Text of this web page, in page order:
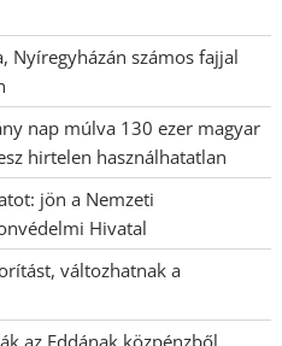
Nyíregyházán számos fajjal
nap múlva 130 ezer magyar
hirtelen használhatatlan
jön a Nemzeti
Hivatal
változhatnak a